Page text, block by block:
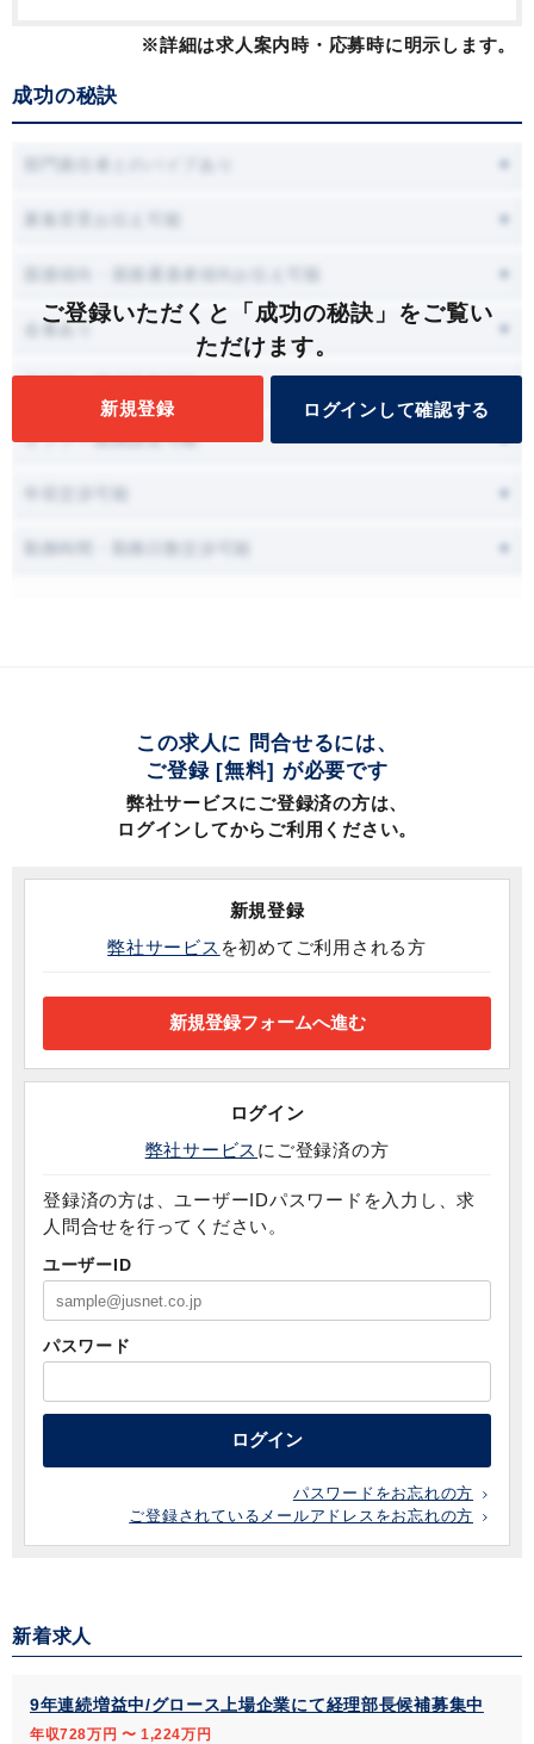
※詳細は求人案内時・応募時に明示します。
成功の秘訣
ご登録いただくと「成功の秘訣」をご覧い
ただけます。
新規登録 ログインして確認する
会食あり
オファー面談設定可能
この求人に 問合せるには、
ご登録 [無料] が必要です
弊社サービスにご登録済の方は、
ログインしてからご利用ください。
新規登録
弊社サービス を初めてご利用される方
ログイン
弊社サービス にご登録済の方
登録済の方は、ユーザーIDパスワードを入力し、求
人問合せを行ってください。
ユーザーID
パスワード
ログイン
パスワードをお忘れの方
ご登録されているメールアドレスをお忘れの方
新着求人
9年連続増益中/グロース上場企業にて経理部長候補募集中
年収728万円 〜 1,224万円